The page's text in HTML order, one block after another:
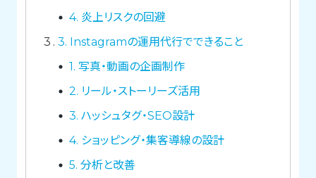
4. 炎上リスクの回避
3 3. Instagramの運用代行でできること
1. 写真・動画の企画制作
2. リール・ストーリーズ活用
3. ハッシュタグ・SEO設計
4. ショッピング・集客導線の設計
5. 分析と改善